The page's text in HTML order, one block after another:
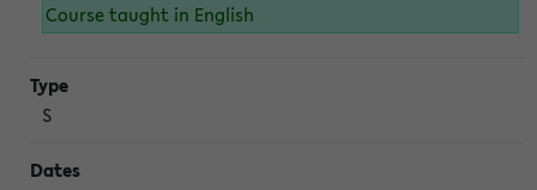
Course taught in English
S